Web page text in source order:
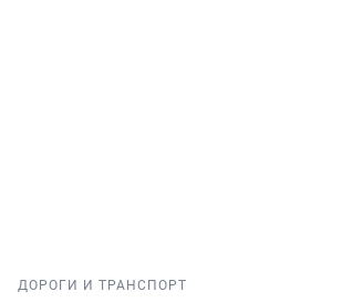
ДОРОГИ И ТРАНСПОРТ